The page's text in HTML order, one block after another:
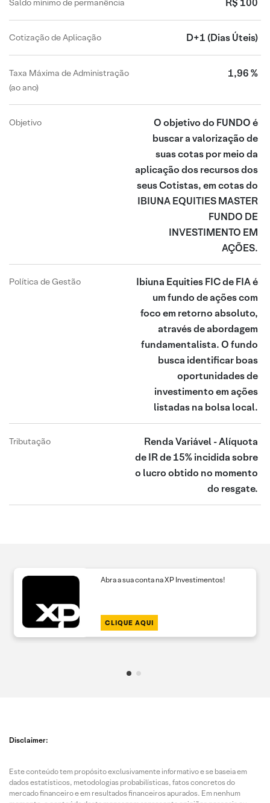
Saldo mínimo de permanência R$ 100
Cotização de Aplicação D+1 (Dias Úteis)
Taxa Máxima de Administração
(ao ano)
1,96 %
Objetivo
O objetivo do FUNDO é
buscar a valorização de
suas cotas por meio da
aplicação dos recursos dos
seus Cotistas, em cotas do
IBIUNA EQUITIES MASTER
FUNDO DE
INVESTIMENTO EM
AÇÕES.
Política de Gestão
Ibiuna Equities FIC de FIA é
um fundo de ações com
foco em retorno absoluto,
através de abordagem
fundamentalista. O fundo
busca identificar boas
oportunidades de
investimento em ações
listadas na bolsa local.
Tributação
Renda Variável - Alíquota
de IR de 15% incidida sobre
o lucro obtido no momento
do resgate.
Abra a sua conta na XP Investimentos!
CLIQUE AQUI
Disclaimer:
Este conteúdo tem propósito exclusivamente informativo e se baseia em
dados estatísticos, metodologias probabilísticas, fatos concretos do
mercado financeiro e em resultados financeiros apurados. Em nenhum